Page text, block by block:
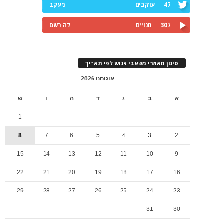
47 עוקבים מעקב
307 מנויים להירשם
סינון מאמרי משאבי אנוש לפי תאריך
אוגוסט 2026
א ב ג ד ה ו ש
1
2
3
4
5
6
7
8
9
10
11
12
13
14
15
16
17
18
19
20
21
22
23
24
25
26
27
28
29
30
31